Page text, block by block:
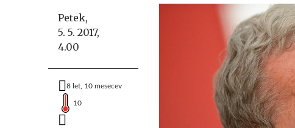
Petek,
5. 5. 2017,
4.00
8 let, 10 mesecev
10